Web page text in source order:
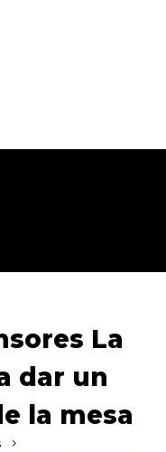
La
dar un
la mesa